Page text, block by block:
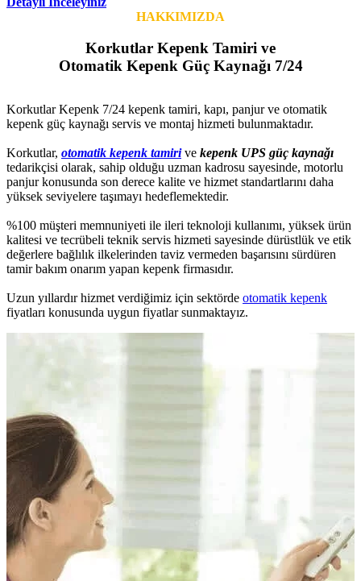
HAKKIMIZDA
Korkutlar Kepenk Tamiri ve
Otomatik Kepenk Güç Kaynağı 7/24
Korkutlar Kepenk 7/24 kepenk tamiri, kapı, panjur ve otomatik
kepenk güç kaynağı servis ve montaj hizmeti bulunmaktadır.
Korkutlar, otomatik kepenk tamirive kepenk UPS güç kaynağı
tedarikçisi olarak, sahip olduğu uzman kadrosu sayesinde, motorlu
panjur konusunda son derece kalite ve hizmet standartlarını daha
yüksek seviyelere taşımayı hedeflemektedir.
%100 müşteri memnuniyeti ile ileri teknoloji kullanımı, yüksek ürün
kalitesi ve tecrübeli teknik servis hizmeti sayesinde dürüstlük ve etik
değerlere bağlılık ilkelerinden taviz vermeden başarısını sürdüren
tamir bakım onarım yapan kepenk firmasıdır.
Uzun yıllardır hizmet verdiğimiz için sektörde otomatik kepenk
fiyatları konusunda uygun fiyatlar sunmaktayız.